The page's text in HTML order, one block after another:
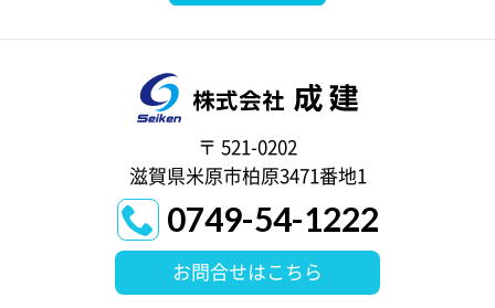
〒 521-0202
滋賀県米原市柏原3471番地1
0749-54-1222
お問合せはこちら